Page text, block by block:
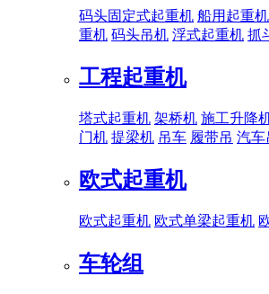
码头固定式起重机 船用起重机
重机 码头吊机 浮式起重机 抓
工程起重机
塔式起重机 架桥机 施工升降
门机 提梁机 吊车 履带吊 汽车
欧式起重机
欧式起重机 欧式单梁起重机
车轮组